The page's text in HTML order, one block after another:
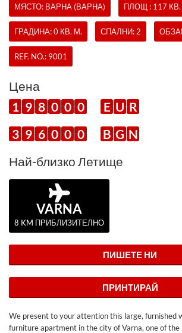
МЯСТО: ВАРНА (ВАРНА) ПЛОЩ : 117
ГРАДИНА: 0 КВ. М. СПАЛНИ: 2
REF. NO.: 9001
Цена
1 9 8 0 0 0 E U R
3 9 6 0 0 0 B G N
Най-близко Летище
VARNA
8 KM ПРИБЛИЗИТЕЛНО
ПИШЕТЕ НИ
ПРИНТИРАЙ
We present to your attention this large, furnished
furniture apartment in the city of Varna, one of the